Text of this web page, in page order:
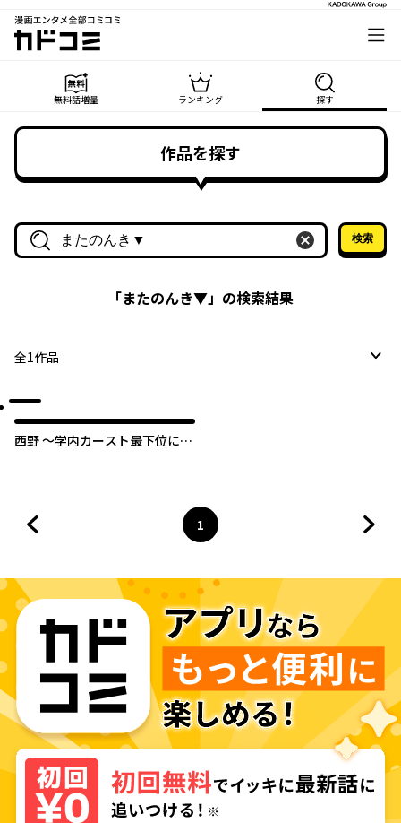
漫画エンタメ全部コミコミ
カドコミ
無料話増量 ランキング 探す
作品を探す
作品名・作家名で探す
検索
「またのんき▼」の検索結果
全1作品
西野 ～学内カースト最下位にし
ページ
1
へ